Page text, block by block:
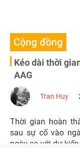
Cộng đồng
Kéo dài thời
AAG
Tran Huy
Thời gian hoàn
sau sự cố vào
ngày so với dự kiến